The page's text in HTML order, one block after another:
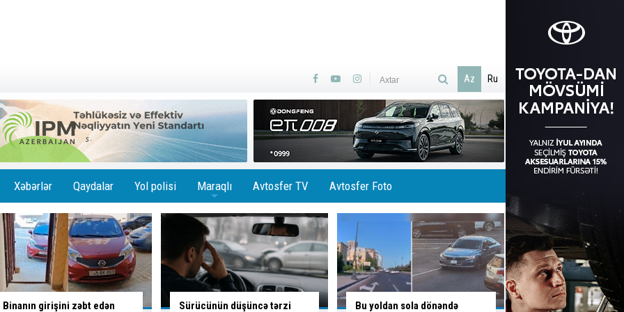
Az Ru
Xəbərlər Qaydalar Yol polisi Maraqlı Avtosfer TV Avtosfer Foto
Sürücünün düşüncə tərzi
Bu yoldan sola dönəndə
Azərbaycanın ilk ödənişli
Bakıdaaltı